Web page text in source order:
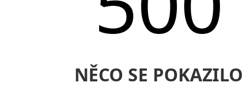
NĚCO SE POKAZILO